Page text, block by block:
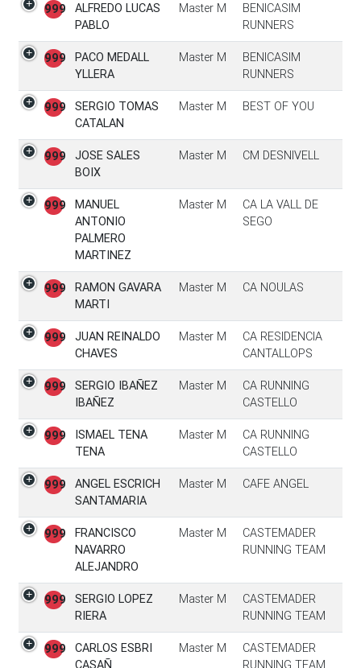
999
ALFREDO LUCAS
PABLO
Master M
BENICASIM
RUNNERS
999
PACO MEDALL
YLLERA
Master M
BENICASIM
RUNNERS
999
SERGIO TOMAS
CATALAN
Master M BEST OF YOU
999
JOSE SALES
BOIX
Master M CM DESNIVELL
999
MANUEL
ANTONIO
PALMERO
MARTINEZ
Master M
CA LA VALL DE
SEGO
999
RAMON GAVARA
MARTI
Master M CA NOULAS
999
JUAN REINALDO
CHAVES
Master M
CA RESIDENCIA
CANTALLOPS
999
SERGIO IBAÑEZ
IBAÑEZ
Master M
CA RUNNING
CASTELLO
999
ISMAEL TENA
TENA
Master M
CA RUNNING
CASTELLO
999
ANGEL ESCRICH
SANTAMARIA
Master M CAFE ANGEL
999
FRANCISCO
NAVARRO
ALEJANDRO
Master M
CASTEMADER
RUNNING TEAM
999
SERGIO LOPEZ
RIERA
Master M
CASTEMADER
RUNNING TEAM
999
CARLOS ESBRI
CASAÑ
Master M
CASTEMADER
RUNNING TEAM